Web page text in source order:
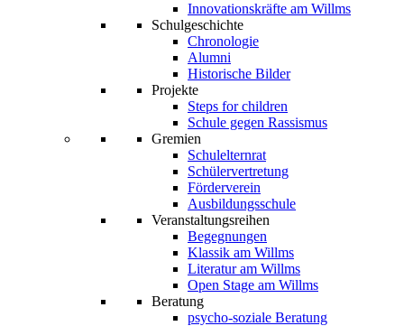
Innovationskräfte am Willms
Schulgeschichte
Chronologie
Alumni
Historische Bilder
Projekte
Steps for children
Schule gegen Rassismus
Gremien
Schulelternrat
Schülervertretung
Förderverein
Ausbildungsschule
Veranstaltungsreihen
Begegnungen
Klassik am Willms
Literatur am Willms
Open Stage am Willms
Beratung
psycho-soziale Beratung